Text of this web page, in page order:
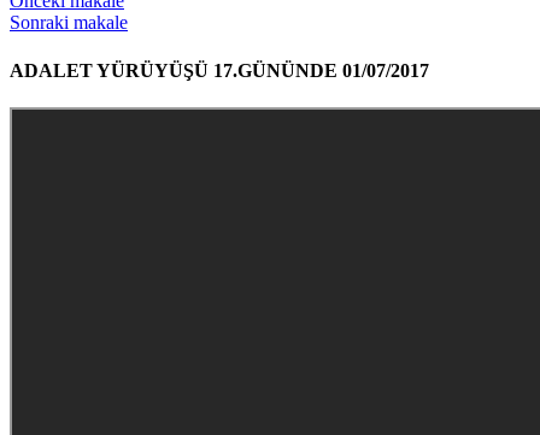
Sonraki makale
ADALET YÜRÜYÜŞÜ 17.GÜNÜNDE 01/07/2017